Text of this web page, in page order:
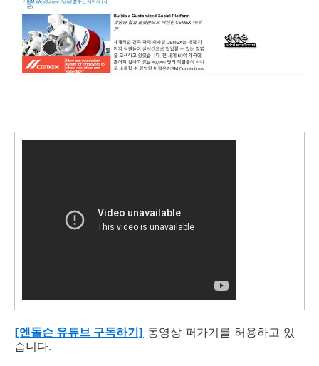
[엔돌슨 유튜브 구독하기] 동영상 퍼가기를 허용하고 있
습니다.